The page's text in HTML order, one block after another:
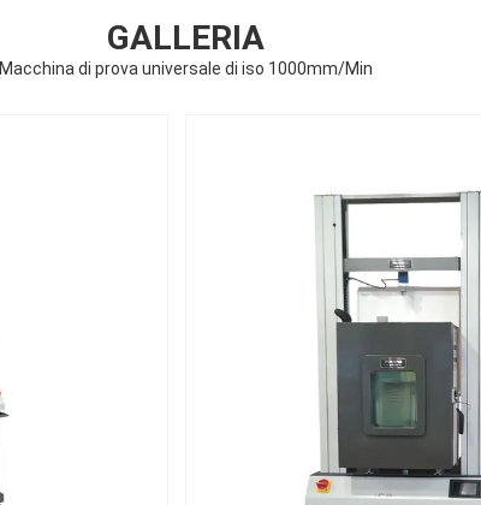
GALLERIA
Macchina di prova universale di iso 1000mm/Min